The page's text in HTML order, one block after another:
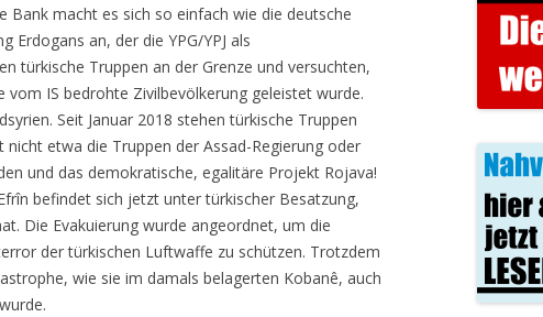
macht es sich so einfach wie die deutsche
Erdogans an, der die YPG/YPJ als
türkische Truppen an der Grenze und versuchten,
IS bedrohte Zivilbevölkerung geleistet wurde.
Seit Januar 2018 stehen türkische Truppen
etwa die Truppen der Assad-Regierung oder
und das demokratische, egalitäre Projekt Rojava!
befindet sich jetzt unter türkischer Besatzung,
Die Evakuierung wurde angeordnet, um die
der türkischen Luftwaffe zu schützen. Trotzdem
wie sie im damals belagerten Kobanê, auch